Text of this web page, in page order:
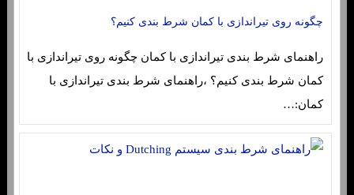
چگونه روی تیراندازی با کمان شرط بندی کنیم؟
راهنمای شرط بندی تیراندازی با کمان چگونه روی تیراندازی با
کمان شرط بندی کنیم؟ ،راهنمای شرط بندی تیراندازی با
کمان:…